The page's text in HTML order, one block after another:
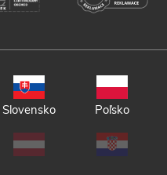
Slovensko Poľsko